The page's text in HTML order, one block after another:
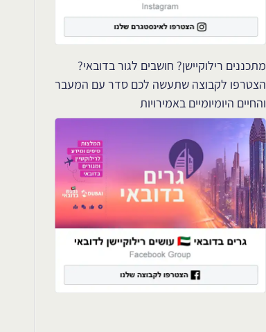
מתכננים רילוקיישן? חושבים לגור בדובאי?
הצטרפו לקבוצה שתעשה לכם סדר עם המעבר
והחיים היומיומיים באמירויות